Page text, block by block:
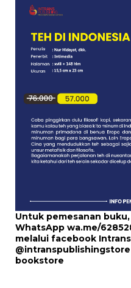
Untuk pemesanan
WhatsApp wa.me/
melalui facebook
@intranspublishingstore
bookstore